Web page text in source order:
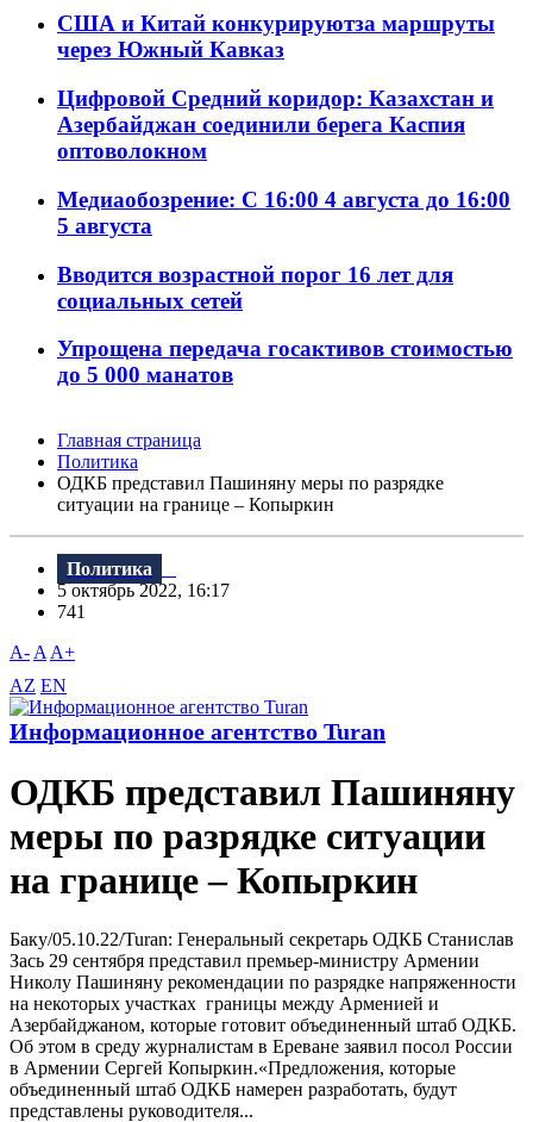
США и Китай конкурируютза маршруты
через Южный Кавказ
Цифровой Средний коридор: Казахстан и
Азербайджан соединили берега Каспия
оптоволокном
Медиаобозрение: С 16:00 4 августа до 16:00
5 августа
Вводится возрастной порог 16 лет для
социальных сетей
Упрощена передача госактивов стоимостью
до 5 000 манатов
Главная страница
Политика
ОДКБ представил Пашиняну меры по разрядке
ситуации на границе – Копыркин
Политика
5 октябрь 2022, 16:17
741
A- A A+
AZ EN
Информационное агентство Turan
ОДКБ представил Пашиняну
меры по разрядке ситуации
на границе – Копыркин
Баку/05.10.22/Turan: Генеральный секретарь ОДКБ Станислав
Зась 29 сентября представил премьер-министру Армении
Николу Пашиняну рекомендации по разрядке напряженности
на некоторых участках границы между Арменией и
Азербайджаном, которые готовит объединенный штаб ОДКБ.
Об этом в среду журналистам в Ереване заявил посол России
в Армении Сергей Копыркин.«Предложения, которые
объединенный штаб ОДКБ намерен разработать, будут
представлены руководителя...